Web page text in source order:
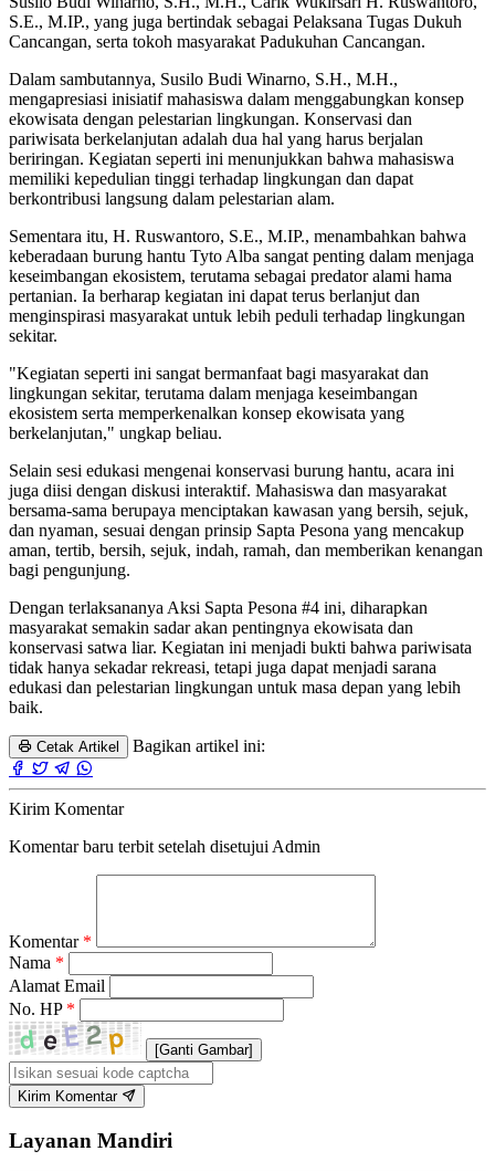
S.E., M.IP., yang juga bertindak sebagai Pelaksana Tugas Dukuh
Cancangan, serta tokoh masyarakat Padukuhan Cancangan.
Dalam sambutannya, Susilo Budi Winarno, S.H., M.H.,
mengapresiasi inisiatif mahasiswa dalam menggabungkan konsep
ekowisata dengan pelestarian lingkungan. Konservasi dan
pariwisata berkelanjutan adalah dua hal yang harus berjalan
beriringan. Kegiatan seperti ini menunjukkan bahwa mahasiswa
memiliki kepedulian tinggi terhadap lingkungan dan dapat
berkontribusi langsung dalam pelestarian alam.
Sementara itu, H. Ruswantoro, S.E., M.IP., menambahkan bahwa
keberadaan burung hantu Tyto Alba sangat penting dalam menjaga
keseimbangan ekosistem, terutama sebagai predator alami hama
pertanian. Ia berharap kegiatan ini dapat terus berlanjut dan
menginspirasi masyarakat untuk lebih peduli terhadap lingkungan
sekitar.
"Kegiatan seperti ini sangat bermanfaat bagi masyarakat dan
lingkungan sekitar, terutama dalam menjaga keseimbangan
ekosistem serta memperkenalkan konsep ekowisata yang
berkelanjutan," ungkap beliau.
Selain sesi edukasi mengenai konservasi burung hantu, acara ini
juga diisi dengan diskusi interaktif. Mahasiswa dan masyarakat
bersama-sama berupaya menciptakan kawasan yang bersih, sejuk,
dan nyaman, sesuai dengan prinsip Sapta Pesona yang mencakup
aman, tertib, bersih, sejuk, indah, ramah, dan memberikan kenangan
bagi pengunjung.
Dengan terlaksananya Aksi Sapta Pesona #4 ini, diharapkan
masyarakat semakin sadar akan pentingnya ekowisata dan
konservasi satwa liar. Kegiatan ini menjadi bukti bahwa pariwisata
tidak hanya sekadar rekreasi, tetapi juga dapat menjadi sarana
edukasi dan pelestarian lingkungan untuk masa depan yang lebih
baik.
Cetak Artikel Bagikan artikel ini:
Kirim Komentar
Komentar baru terbit setelah disetujui Admin
Komentar *
Nama *
Alamat Email
No. HP *
[Ganti Gambar]
Kirim Komentar
Layanan Mandiri